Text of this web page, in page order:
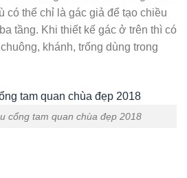
có thể chỉ là gác giả để tạo chiều
tầng. Khi thiết kế gác ở trên thì có
khánh, trống dùng trong
cổng tam quan chùa đẹp 2018